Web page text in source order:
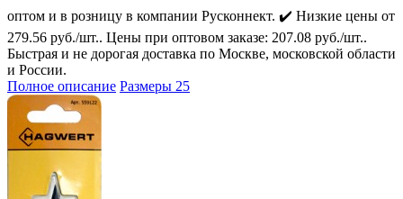
оптом и в розницу в компании Русконнект. ✔️ Низкие цены от
279.56 руб./шт.. Цены при оптовом заказе: 207.08 руб./шт..
Быстрая и не дорогая доставка по Москве, московской области
и России.
Полное описание Размеры 25